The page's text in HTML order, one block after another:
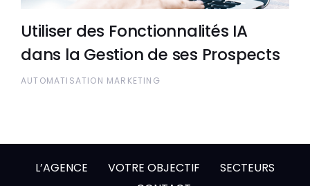
Utiliser des Fonctionnalités IA
dans la Gestion de ses Prospects
AUTOMATISATION MARKETING
L’AGENCE VOTRE OBJECTIF
SECTEURS